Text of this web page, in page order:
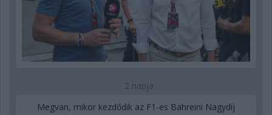
2 napja
Megvan, mikor kezdődik az F1-es Bahreini Nagydíj